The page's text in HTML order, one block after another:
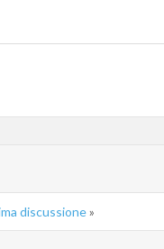
discussione»